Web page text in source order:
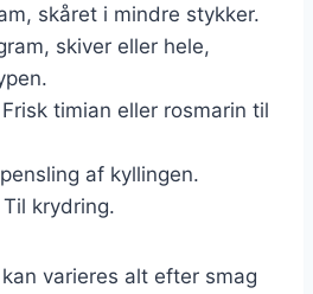
skåret i mindre stykker.
skiver eller hele,
timian eller rosmarin til
af kyllingen.
Til krydring.
varieres alt efter smag